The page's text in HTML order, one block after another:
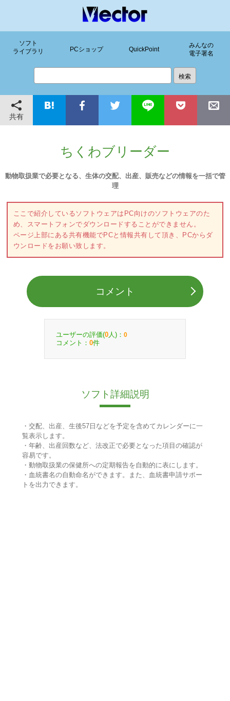
ソフト
ライブラリ
PCショップ QuickPoint
みんなの
電子署名
共有
ちくわブリーダー
動物取扱業で必要となる、生体の交配、出産、販売などの情報を一括で管
理
ここで紹介しているソフトウェアはPC向けのソフトウェアのた
め、スマートフォンでダウンロードすることができません。
ページ上部にある共有機能でPCと情報共有して頂き、PCからダ
ウンロードをお願い致します。
コメント
ユーザーの評価(0 人)： 0
コメント： 0件
ソフト詳細説明
・交配、出産、生後57日などを予定を含めてカレンダーに一
覧表示します。
・年齢、出産回数など、法改正で必要となった項目の確認が
容易です。
・動物取扱業の保健所への定期報告を自動的に表にします。
・血統書名の自動命名ができます。また、血統書申請サポー
トを出力できます。